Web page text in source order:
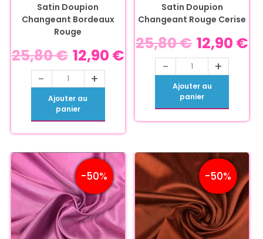
Satin Doupion
Changeant Bordeaux
Rouge
25,80€ 12,90 €
- +
Ajouter au
panier
Satin Doupion
Changeant Rouge Cerise
25,80€ 12,90 €
- +
Ajouter au
panier
-50% -50%